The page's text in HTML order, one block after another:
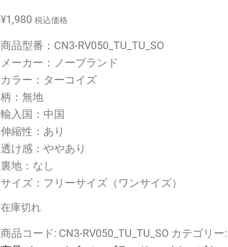
¥1,980 税込価格
商品型番：CN3-RV050_TU_TU_SO
メーカー：ノーブランド
カラー：ターコイズ
柄：無地
輸入国：中国
伸縮性：あり
透け感：ややあり
裏地：なし
サイズ：フリーサイズ（ワンサイズ）
在庫切れ
商品コード: CN3-RV050_TU_TU_SO カテゴリー: